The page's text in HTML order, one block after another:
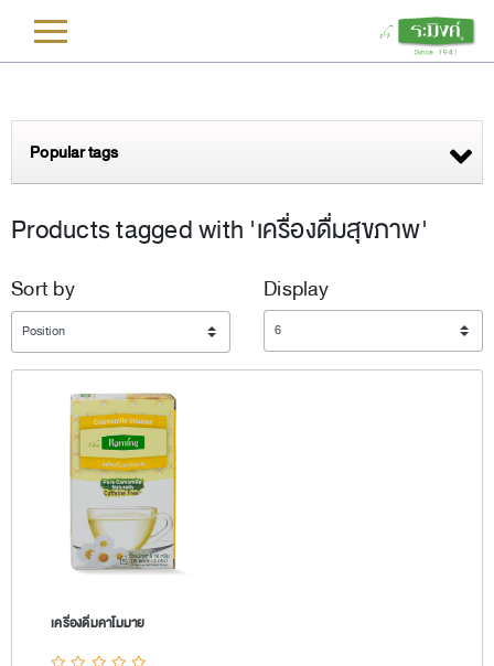
Popular tags
Products tagged with 'เครื่องดื่มสุขภาพ'
Sort by
Display
Display
เครื่องดื่มคาโมมาย